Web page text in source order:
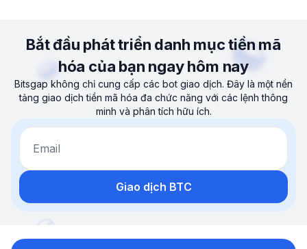
Bắt đầu phát triển danh mục tiền mã
hóa của bạn ngay hôm nay
Bitsgap không chỉ cung cấp các bot giao dịch. Đây là một nền
tảng giao dịch tiền mã hóa đa chức năng với các lệnh thông
minh và phân tích hữu ích.
Email
Giao dịch BTC